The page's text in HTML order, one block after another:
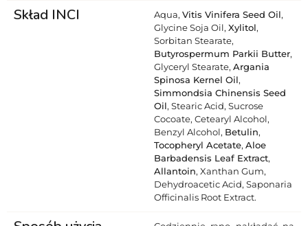
Skład INCI Aqua, Vitis Vinifera Seed Oil,
Glycine Soja Oil, Xylitol,
Sorbitan Stearate,
Butyrospermum Parkii Butter,
Glyceryl Stearate, Argania
Spinosa Kernel Oil,
Simmondsia Chinensis Seed
Oil, Stearic Acid, Sucrose
Cocoate, Cetearyl Alcohol,
Benzyl Alcohol, Betulin,
Tocopheryl Acetate, Aloe
Barbadensis Leaf Extract,
Allantoin, Xanthan Gum,
Dehydroacetic Acid, Saponaria
Officinalis Root Extract.